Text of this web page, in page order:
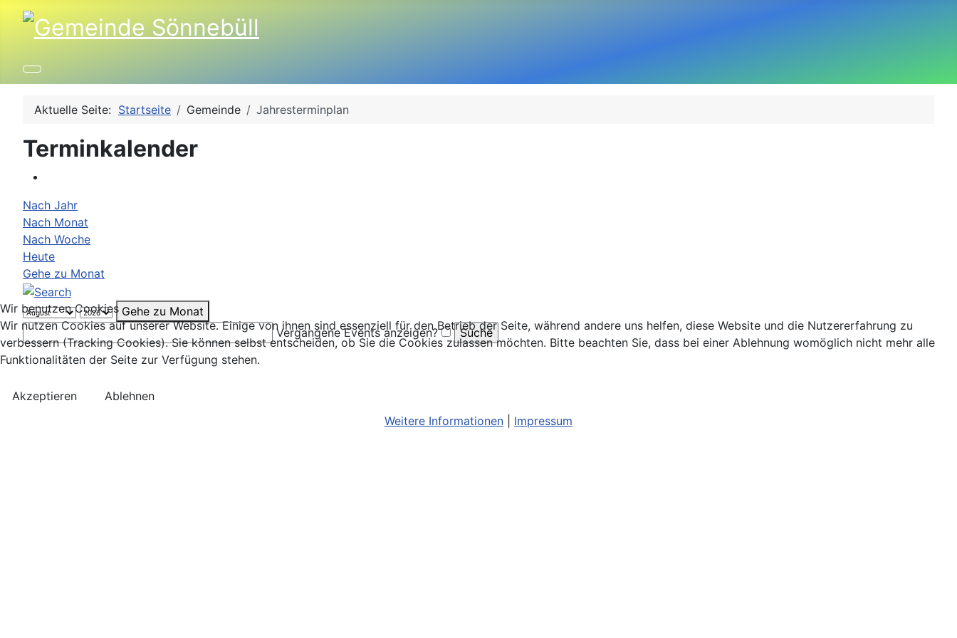
Aktuelle Seite: Startseite Gemeinde Jahresterminplan
Terminkalender
Nach Jahr
Nach Monat
Nach Woche
Heute
Gehe zu Monat
Gehe zu Monat
Vergangene Events anzeigen?
Wir benutzen Cookies
Wir nutzen Cookies auf unserer Website. Einige von ihnen sind essenziell für den Betrieb der Seite, während andere uns helfen, diese Website und die Nutzererfahrung zu
verbessern (Tracking Cookies). Sie können selbst entscheiden, ob Sie die Cookies zulassen möchten. Bitte beachten Sie, dass bei einer Ablehnung womöglich nicht mehr alle
Funktionalitäten der Seite zur Verfügung stehen.
Akzeptieren
Ablehnen
Weitere Informationen
Impressum